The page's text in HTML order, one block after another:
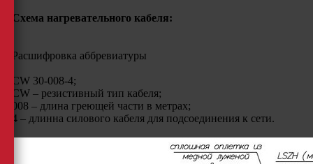
Схема нагревательного кабеля:
Расшифровка аббревиатуры
CW 30-008-4;
CW – резистивный тип кабеля;
008 – длина греющей части в метрах;
4 – длинна силового кабеля для подсоединения к сети.